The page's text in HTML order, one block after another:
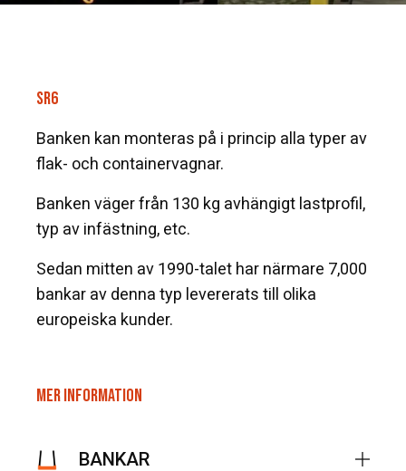
SR6
Banken kan monteras på i princip alla typer av
flak- och containervagnar.
Banken väger från 130 kg avhängigt lastprofil,
typ av infästning, etc.
Sedan mitten av 1990-talet har närmare 7,000
bankar av denna typ levererats till olika
europeiska kunder.
MER INFORMATION
BANKAR